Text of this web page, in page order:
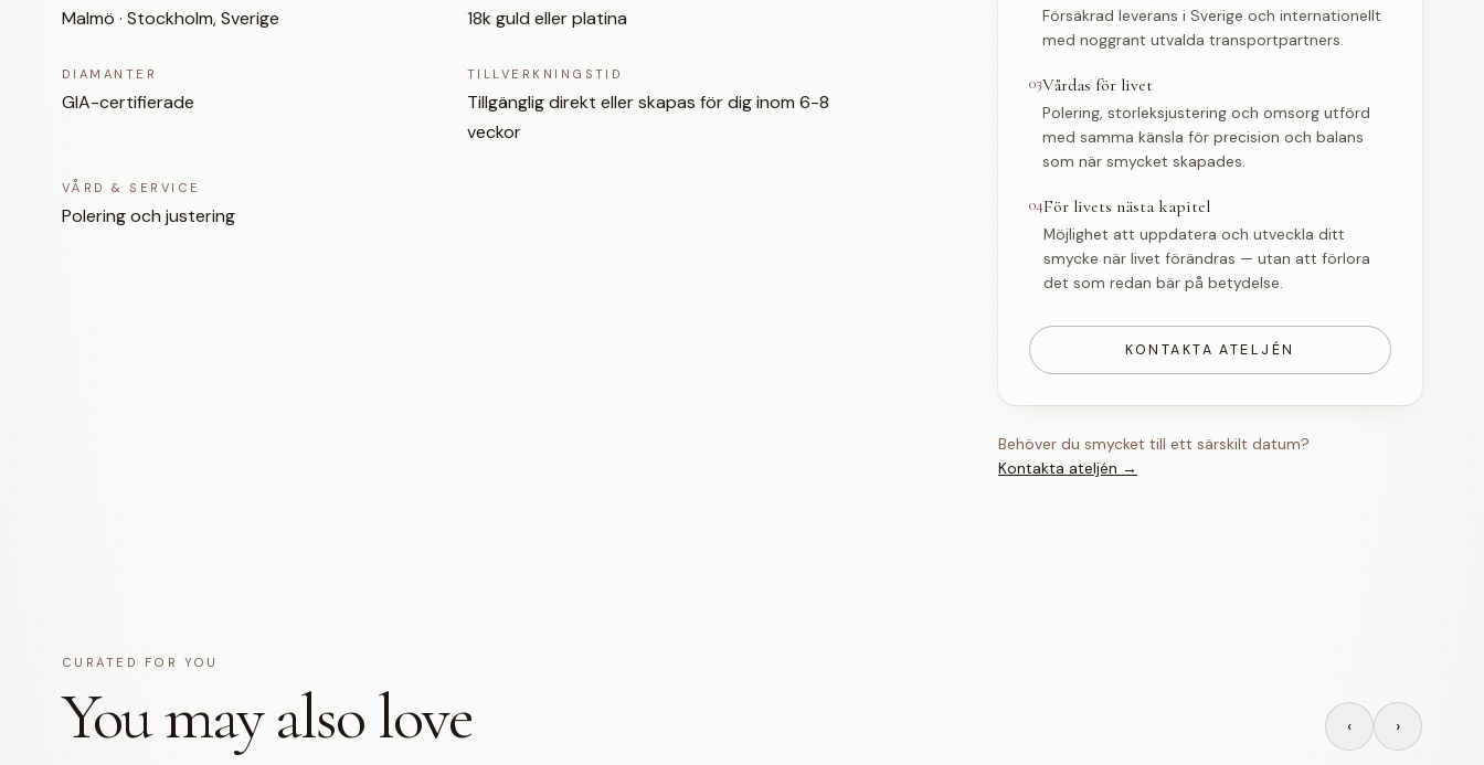
Malmö · Stockholm, Sverige 18k guld eller platina
DIAMANTER
GIA-certifierade
TILLVERKNINGSTID
Tillgänglig direkt eller skapas för dig inom 6-8
veckor
VÅRD & SERVICE
Polering och justering
Försäkrad leverans i Sverige och internationellt
med noggrant utvalda transportpartners.
03Vårdas för livet
Polering, storleksjustering och omsorg utförd
med samma känsla för precision och balans
som när smycket skapades.
04För livets nästa kapitel
Möjlighet att uppdatera och utveckla ditt
smycke när livet förändras — utan att förlora
det som redan bär på betydelse.
KONTAKTA ATELJÉN
Behöver du smycket till ett särskilt datum?
Kontakta ateljén →
CURATED FOR YOU
You may also love ‹ ›